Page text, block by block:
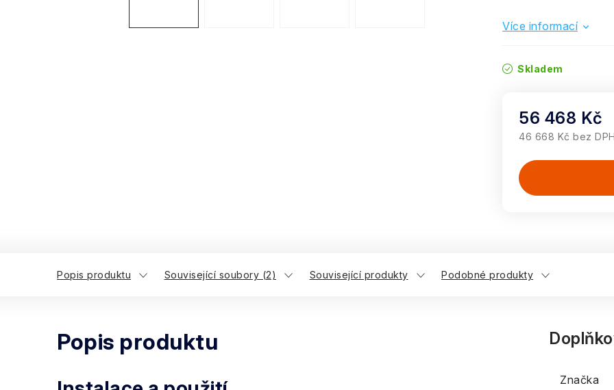
Více informací
Skladem
56 468 Kč
46 668 Kč bez
Popis produktu Související soubory (2) Související produkty Podobné produkty
Popis produktu
Značka